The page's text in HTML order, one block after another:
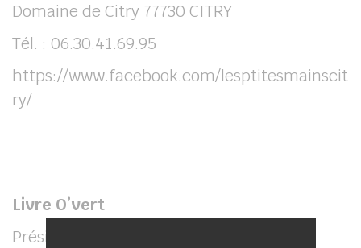
Domaine de Citry 77730 CITRY
Tél. : 06.30.41.69.95
https://www.facebook.com/lesptitesmainscit
ry/
Livre O’vert
Présidente Mme Muller